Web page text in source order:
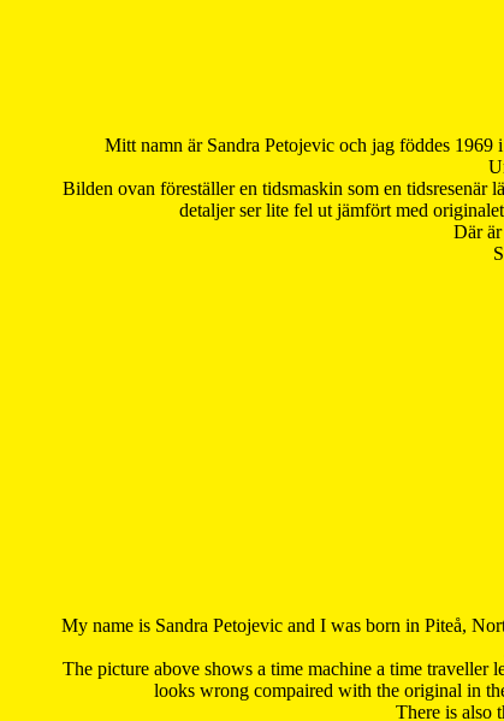
Mitt namn är Sandra Petojevic och jag föddes
Bilden ovan föreställer en tidsmaskin som en tidsresenär
detaljer ser lite fel ut jämfört med
Där
My name is Sandra Petojevic and I was born in Piteå,
The picture above shows a time machine a time traveller
looks wrong compaired with the original in
There is also